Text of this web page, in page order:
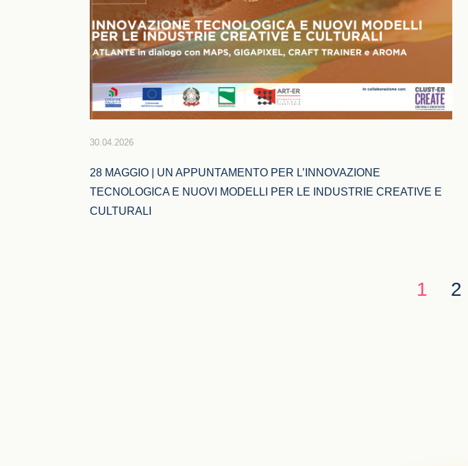
30.04.2026
28 MAGGIO | UN APPUNTAMENTO PER L’INNOVAZIONE
TECNOLOGICA E NUOVI MODELLI PER LE INDUSTRIE CREATIVE E
CULTURALI
1 2